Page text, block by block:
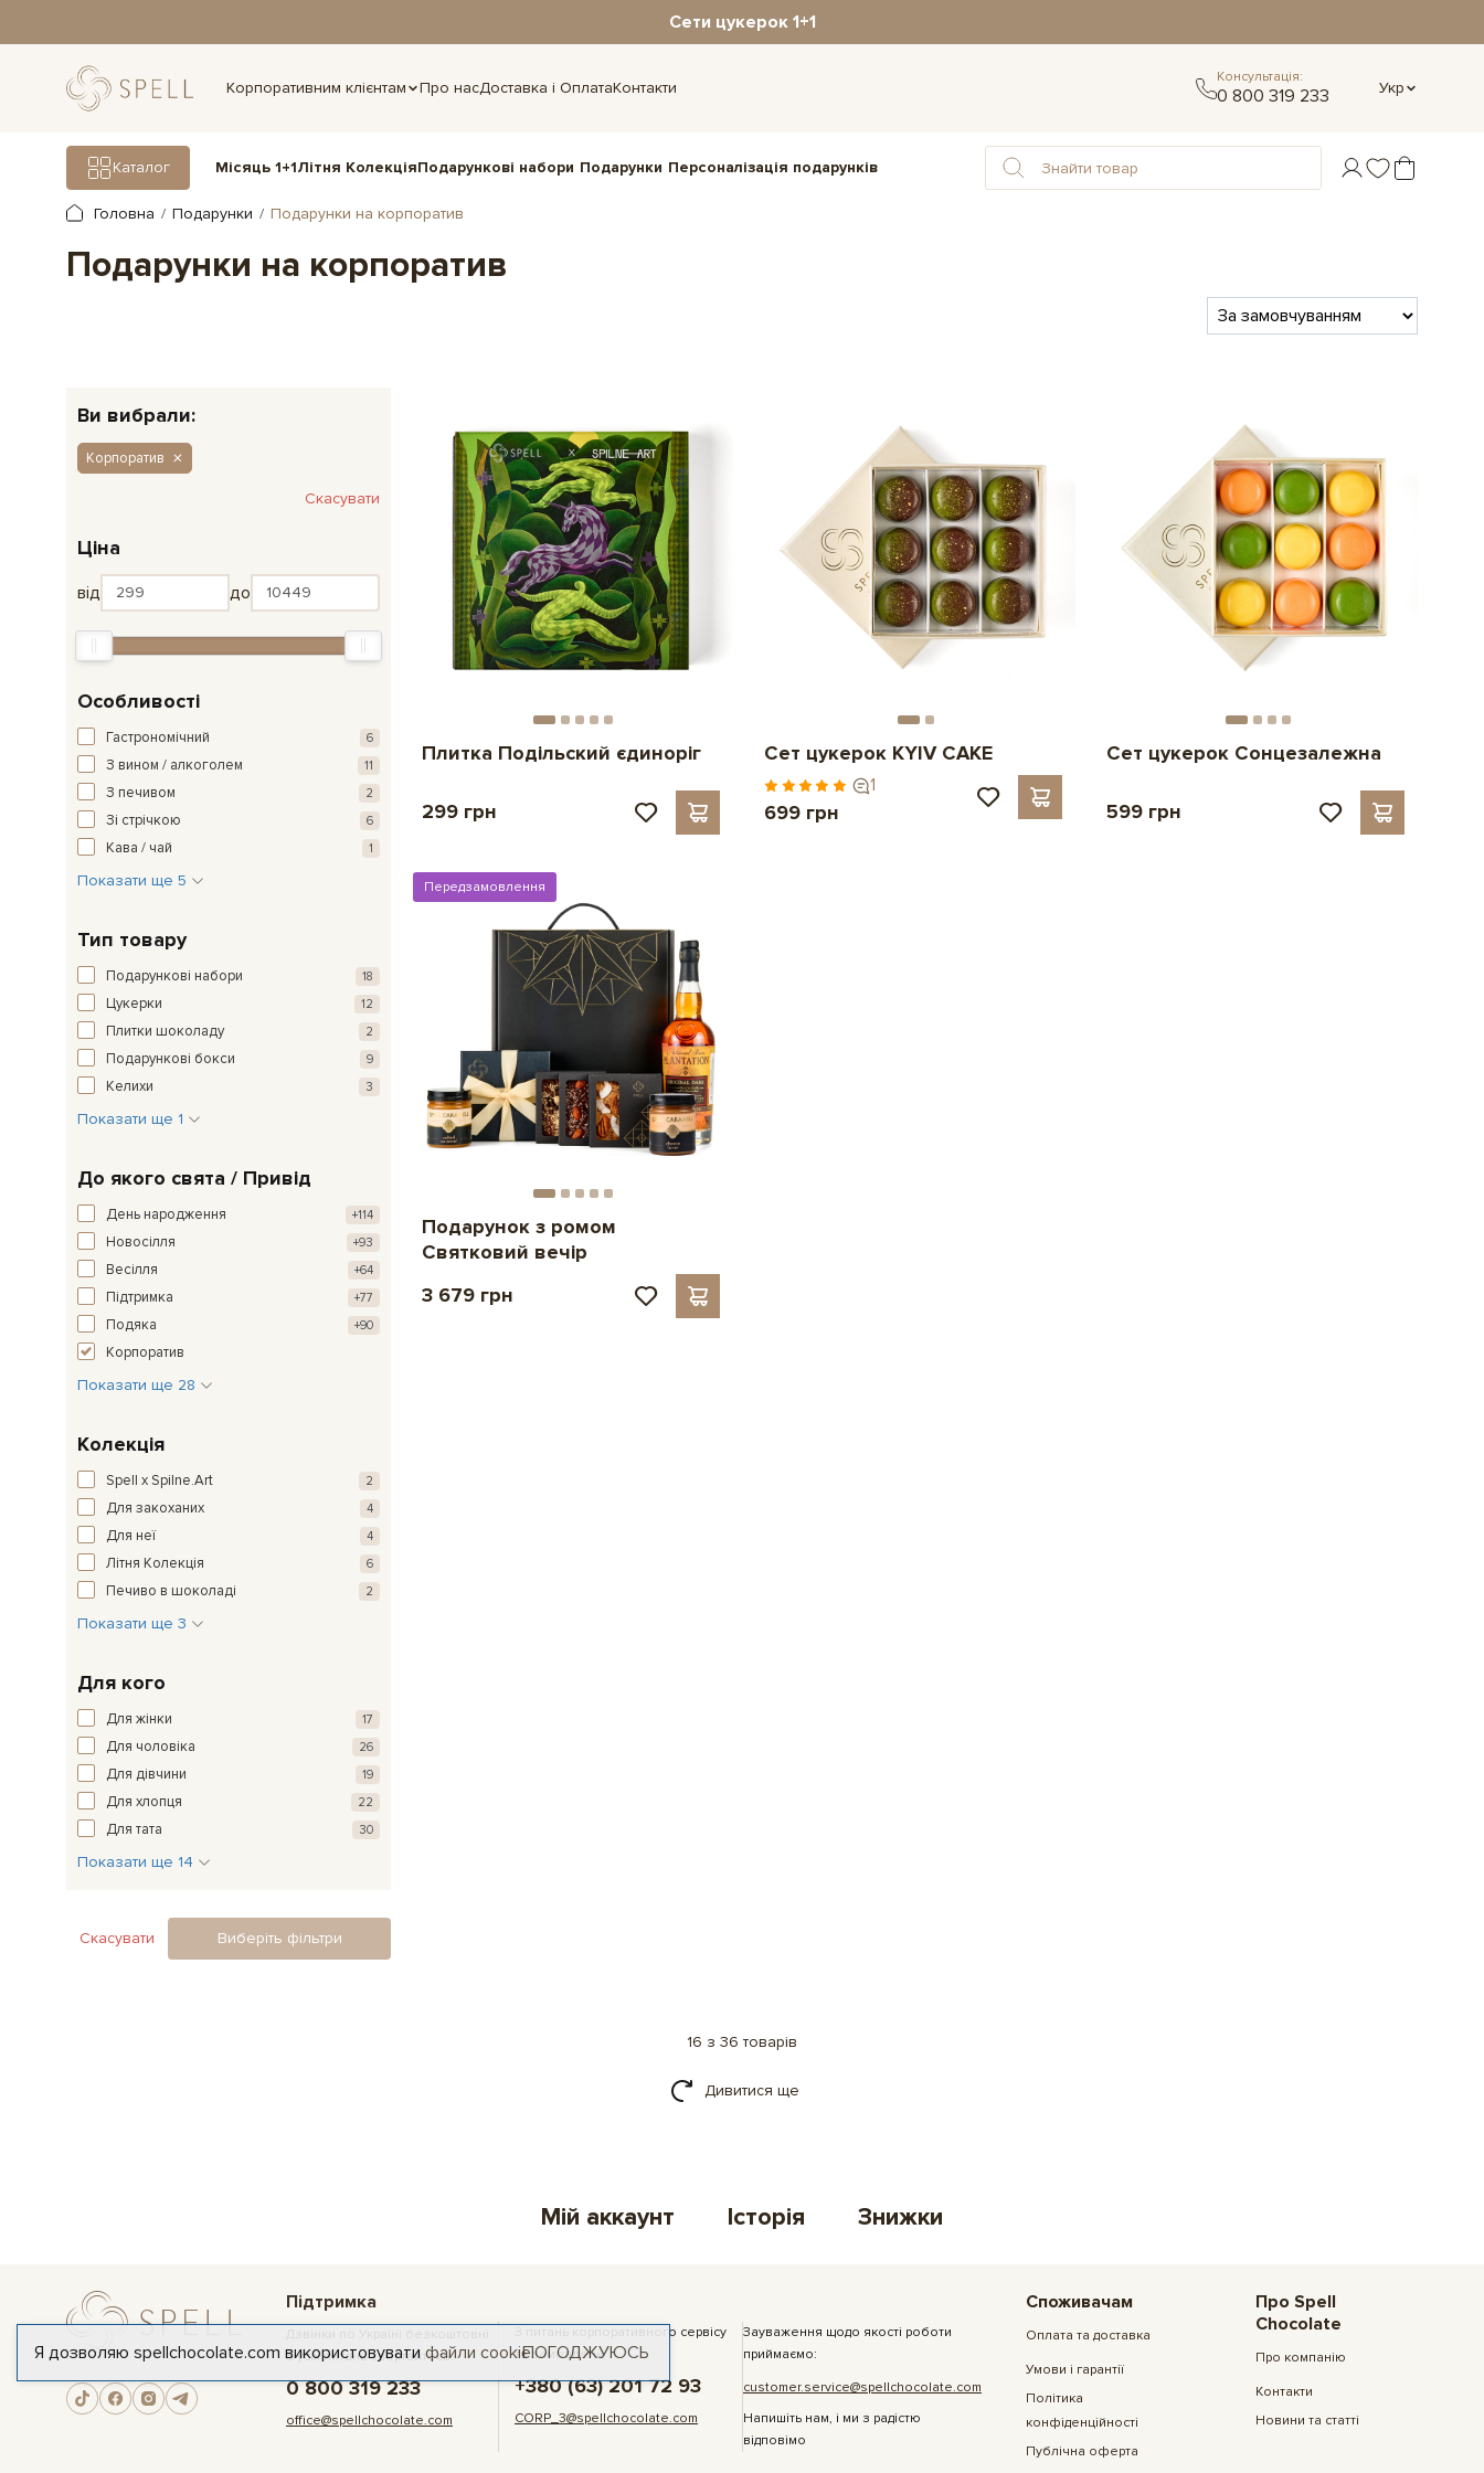
Сети цукерок 1+1
Корпоративним клієнтам Про насДоставка і ОплатаКонтакти
Консультація:
0 800 319 233 Укр
Каталог Місяць 1+1Літня КолекціяПодарункові набори Подарунки Персоналізація подарунків
Головна Подарунки Подарунки на корпоратив
Подарунки на корпоратив
Ви вибрали:
Корпоратив
Скасувати
Ціна
від до
Особливості
Гастрономічний 6
З вином / алкоголем 11
З печивом 2
Зі стрічкою 6
Кава / чай 1
Показати ще 5
Тип товару
Подарункові набори 18
Цукерки 12
Плитки шоколаду 2
Подарункові бокси 9
Келихи 3
Показати ще 1
До якого свята / Привід
День народження +114
Новосілля +93
Весілля +64
Підтримка +77
Подяка +90
Корпоратив
Показати ще 28
Колекція
Spell x Spilne.Art 2
Для закоханих 4
Для неї 4
Літня Колекція 6
Печиво в шоколаді 2
Показати ще 3
Для кого
Для жінки 17
Для чоловіка 26
Для дівчини 19
Для хлопця 22
Для тата 30
Показати ще 14
Скасувати Виберіть фільтри
Плитка Подільский єдиноріг
299 грн
Сет цукерок KYIV CAKE
1
699 грн
Сет цукерок Сонцезалежна
599 грн
Передзамовлення
Подарунок з ромом
Святковий вечір
3 679 грн
16 з 36 товарів
Дивитися ще
Мій аккаунт Історія Знижки
Підтримка
З усіх питань звертайтесь:
0 800 319 233
office@spellchocolate.com
З питань корпоративного сервісу
та замовлень:
+380 (63) 201 72 93
CORP_3@spellchocolate.com
Зауваження щодо якості роботи
приймаємо:
customer.service@spellchocolate.com
Напишіть нам, і ми з радістю
відповімо
Споживачам
Оплата та доставка
Умови і гарантії
Політика
конфіденційності
Публічна оферта
Про Spell
Chocolate
Про компанію
Контакти
Новини та статті
Я дозволяю spellchocolate.com використовувати файли cookieПОГОДЖУЮСЬ